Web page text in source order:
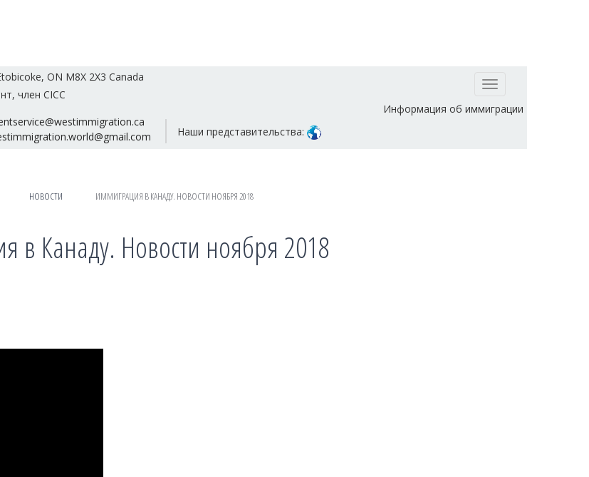
ON M8X 2X3 Canada
член CICC
Toggle
Информация об иммиграции
Наши представительства:
НОВОСТИ ИММИГРАЦИЯ В КАНАДУ. НОВОСТИ НОЯБРЯ 2018
в Канаду. Новости ноября 2018